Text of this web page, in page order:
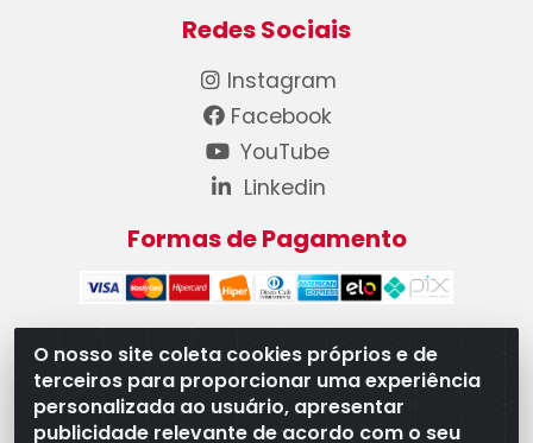
O nosso site coleta cookies próprios e de
terceiros para proporcionar uma experiência
personalizada ao usuário, apresentar
publicidade relevante de acordo com o seu
Redes Sociais
Instagram
Facebook
YouTube
Linkedin
Formas de Pagamento
WB Componentes Automotivos LTDA - CNPJ
08.528.393/0001-12 - Rua do Níquel, 667 - Parque
Oeste Industrial, Goiânia/GO - CEP 74375-660